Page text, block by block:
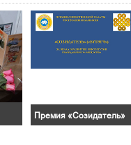
Премия «Созидатель»